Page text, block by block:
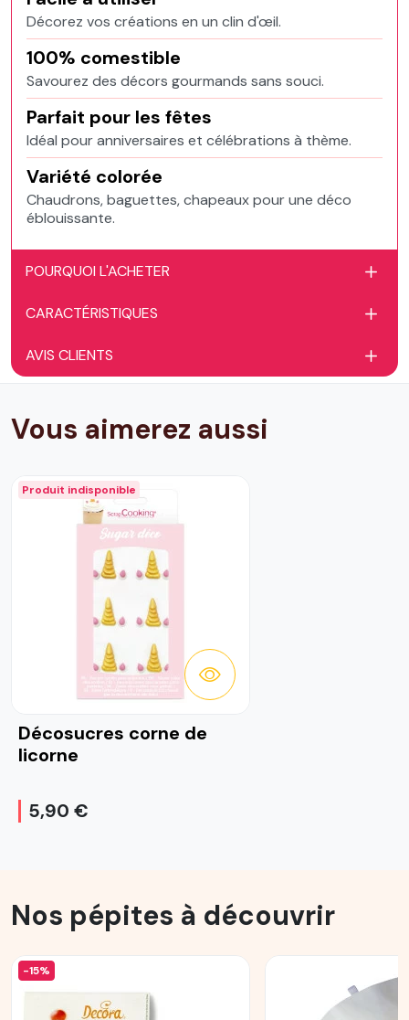
Décorez vos créations en un clin d'œil.
100% comestible
Savourez des décors gourmands sans souci.
Parfait pour les fêtes
Idéal pour anniversaires et célébrations à thème.
Variété colorée
Chaudrons, baguettes, chapeaux pour une déco
éblouissante.
POURQUOI L'ACHETER
CARACTÉRISTIQUES
AVIS CLIENTS
Vous aimerez aussi
Produit indisponible
Décosucres corne de
licorne
5,90 €
DÉTAILS
Nos pépites à découvrir
-15%